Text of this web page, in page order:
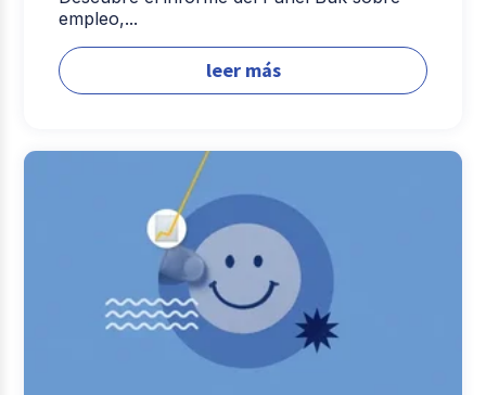
empleo,...
leer más